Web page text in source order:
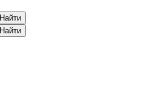
Найти
Найти